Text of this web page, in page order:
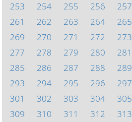
253
254 255 256 257
261
262 263 264 265
269
270 271 272 273
277
278 279 280 281
285
286 287 288 289
293
294 295 296 297
301
302 303 304 305
309
310 311 312 313